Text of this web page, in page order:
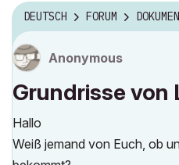
DEUTSCH FORUM
Anonymous
Grundrisse von
Hallo
Weiß jemand von Euch, ob